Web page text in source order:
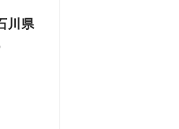
川県